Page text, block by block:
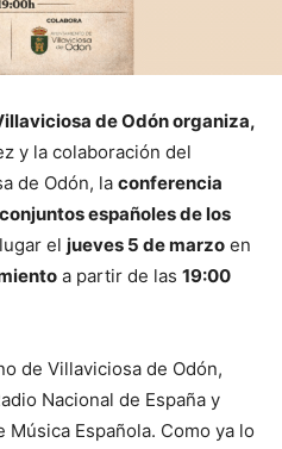
de Odón organiza,
y la colaboración del
de Odón, la conferencia
españoles de los
el jueves 5 de marzo en
a partir de las 19:00
de Villaviciosa de Odón,
Nacional de España y
Española. Como ya lo